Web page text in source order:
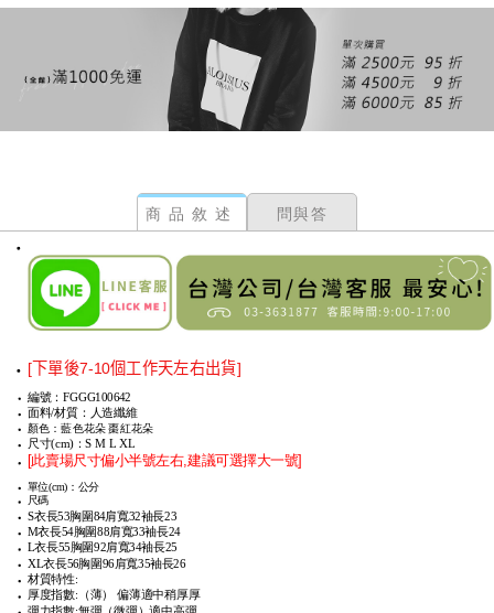
商品敘述 問與答